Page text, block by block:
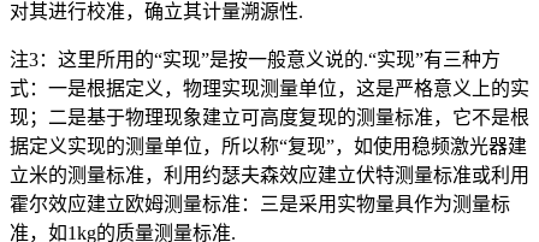
对其进行校准，确立其计量溯源性.
注3：这里所用的“实现”是按一般意义说的.“实现”有三种方
式：一是根据定义，物理实现测量单位，这是严格意义上的实
现；二是基于物理现象建立可高度复现的测量标准，它不是根
据定义实现的测量单位，所以称“复现”，如使用稳频激光器建
立米的测量标准，利用约瑟夫森效应建立伏特测量标准或利用
霍尔效应建立欧姆测量标准：三是采用实物量具作为测量标
准，如1kg的质量测量标准.